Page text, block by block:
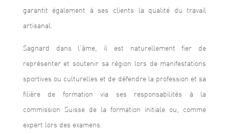
garantit également à ses clients la qualité du travail
artisanal.
Sagnard dans l’âme, il est naturellement fier de
représenter et soutenir sa région lors de manifestations
sportives ou culturelles et de défendre la profession et sa
filière de formation via ses responsabilités à la
commission Suisse de la formation initiale ou, comme
expert lors des examens.